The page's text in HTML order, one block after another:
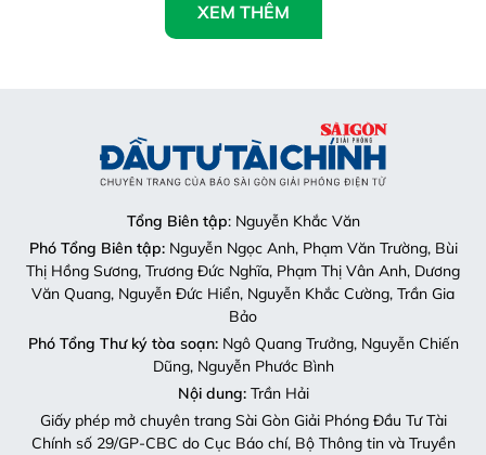
XEM THÊM
Tổng Biên tập: Nguyễn Khắc Văn
Phó Tổng Biên tập:Nguyễn Ngọc Anh, Phạm Văn Trường, Bùi
Thị Hồng Sương, Trương Đức Nghĩa, Phạm Thị Vân Anh, Dương
Văn Quang, Nguyễn Đức Hiển, Nguyễn Khắc Cường, Trần Gia
Bảo
Phó Tổng Thư ký tòa soạn:Ngô Quang Trưởng, Nguyễn Chiến
Dũng, Nguyễn Phước Bình
Nội dung:Trần Hải
Giấy phép mở chuyên trang Sài Gòn Giải Phóng Đầu Tư Tài
Chính số 29/GP-CBC do Cục Báo chí, Bộ Thông tin và Truyền